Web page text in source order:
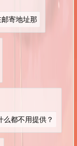
寄地址那
么都不用提供？